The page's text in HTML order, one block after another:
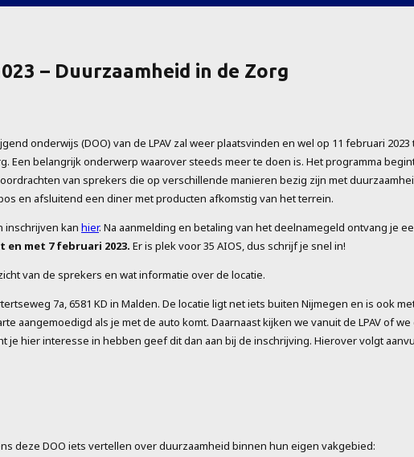
– Duurzaamheid in de Zorg
onderwijs (DOO) van de LPAV zal weer plaatsvinden en wel op 11 februari
Een belangrijk onderwerp waarover steeds meer te doen is. Het programma
van sprekers die op verschillende manieren bezig zijn met
en afsluitend een diner met producten afkomstig van het terrein.
inschrijven kan hier. Na aanmelding en betaling van het deelnamegeld ontvang je
met 7 februari 2023. Er is plek voor 35 AIOS, dus schrijf je snel in!
van de sprekers en wat informatie over de locatie.
7a, 6581 KD in Malden. De locatie ligt net iets buiten Nijmegen en is ook
aangemoedigd als je met de auto komt. Daarnaast kijken we vanuit de LPAV of
je hier interesse in hebben geef dit dan aan bij de inschrijving. Hierover volgt
deze DOO iets vertellen over duurzaamheid binnen hun eigen vakgebied: